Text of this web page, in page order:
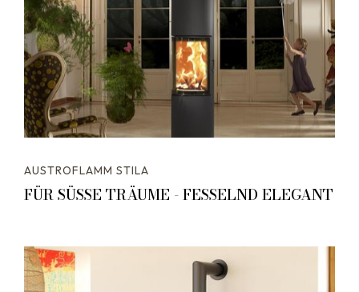
AUSTROFLAMM STILA
FÜR SÜSSE TRÄUME - FESSELND ELEGANT